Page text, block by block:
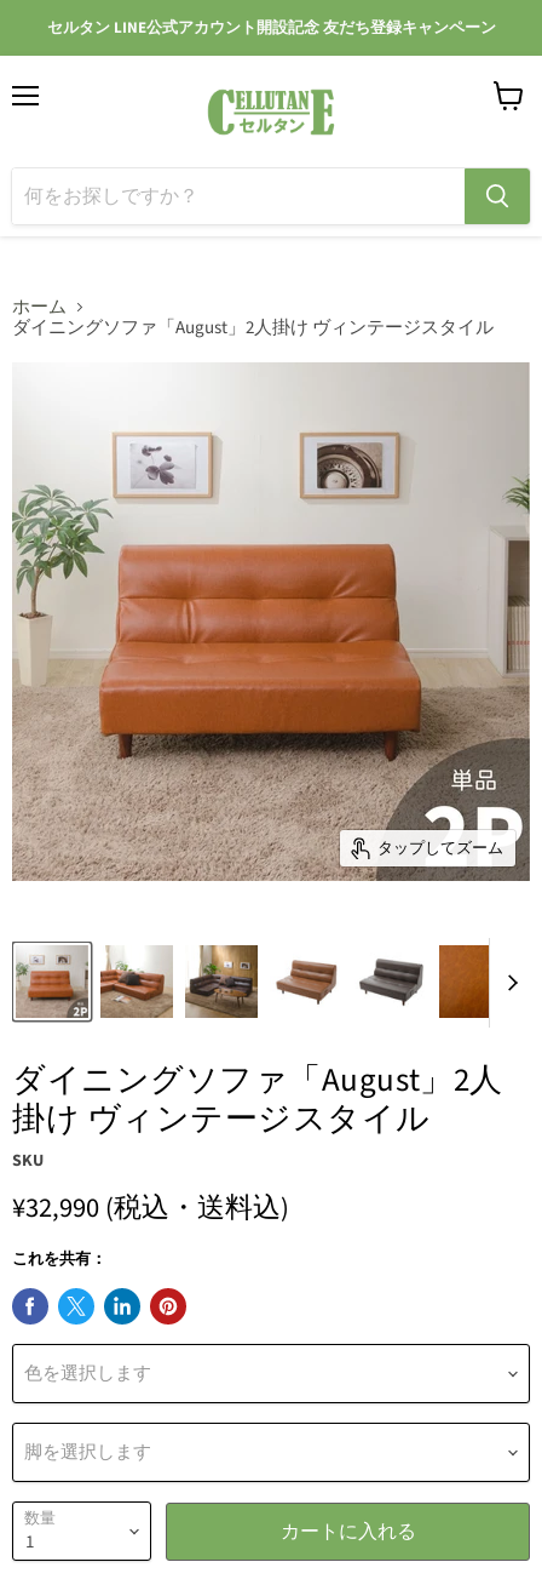
セルタン LINE公式アカウント開設記念 友だち登録キャンペーン
ー
見
ホーム
ダイニングソファ「August」2人掛け ヴィンテージスタイル
タップしてズーム
ダイニングソファ「August」2人
掛け ヴィンテージスタイル
SKU
¥32,990(税込・送料込)
これを共有：
色を選択します
脚を選択します
数量 カートに入れる